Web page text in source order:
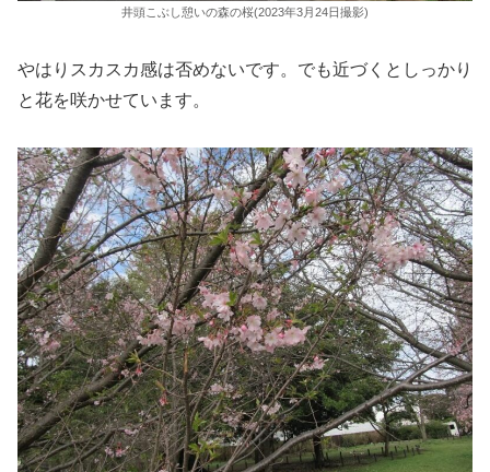
井頭こぶし憩いの森の桜(2023年3月24日撮影)
やはりスカスカ感は否めないです。でも近づくとしっかり
と花を咲かせています。